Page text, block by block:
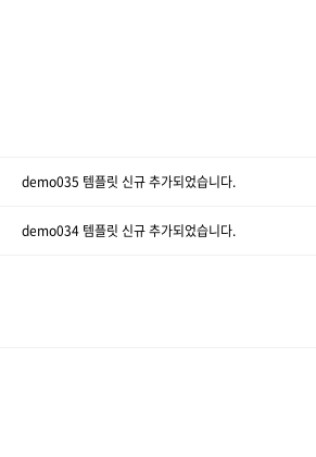
demo035 템플릿 신규 추가되었습니다.
demo034 템플릿 신규 추가되었습니다.